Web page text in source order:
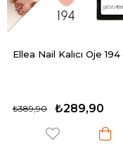
Ellea Nail Kalıcı Oje 194
₺289,90
₺389,90